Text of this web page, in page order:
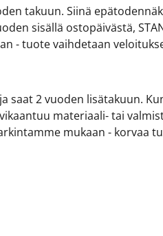
takuun. Siinä
sisällä ostopäivästä,
- tuote vaihdetaan
saat 2 vuoden lisätakuun.
materiaali- tai
mukaan - korvaa